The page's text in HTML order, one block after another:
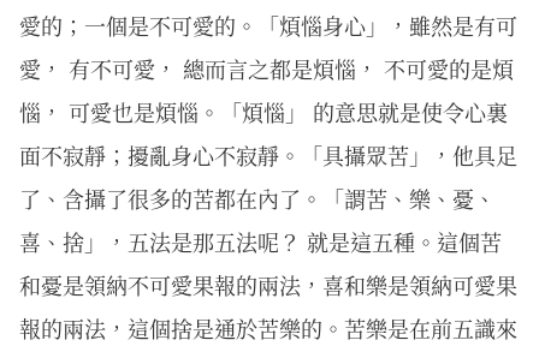
愛的；一個是不可愛的。「煩惱身心」，雖然是有可
愛， 有不可愛， 總而言之都是煩惱， 不可愛的是煩
惱， 可愛也是煩惱。「煩惱」 的意思就是使令心裏
面不寂靜；擾亂身心不寂靜。「具攝眾苦」，他具足
了、含攝了很多的苦都在內了。「謂苦、樂、憂、
喜、捨」，五法是那五法呢？ 就是這五種。這個苦
和憂是領納不可愛果報的兩法，喜和樂是領納可愛果
報的兩法，這個捨是通於苦樂的。苦樂是在前五識來